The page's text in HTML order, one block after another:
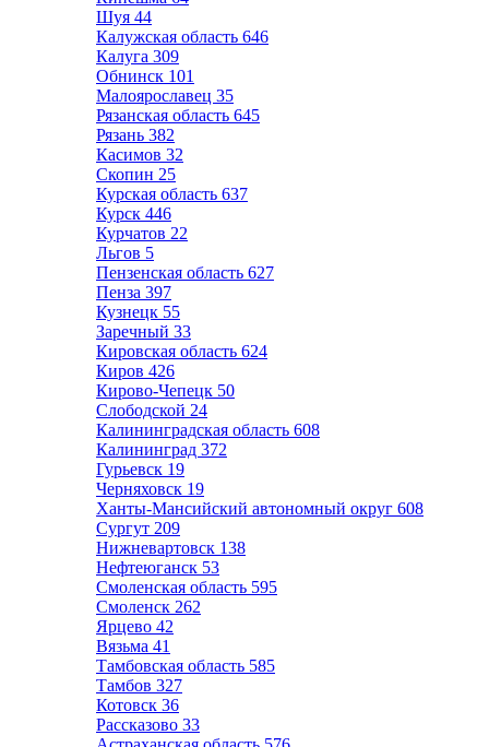
Шуя 44
Калужская область 646
Калуга 309
Обнинск 101
Малоярославец 35
Рязанская область 645
Рязань 382
Касимов 32
Скопин 25
Курская область 637
Курск 446
Курчатов 22
Льгов 5
Пензенская область 627
Пенза 397
Кузнецк 55
Заречный 33
Кировская область 624
Киров 426
Кирово-Чепецк 50
Слободской 24
Калининградская область 608
Калининград 372
Гурьевск 19
Черняховск 19
Ханты-Мансийский автономный округ 608
Сургут 209
Нижневартовск 138
Нефтеюганск 53
Смоленская область 595
Смоленск 262
Ярцево 42
Вязьма 41
Тамбовская область 585
Тамбов 327
Котовск 36
Рассказово 33